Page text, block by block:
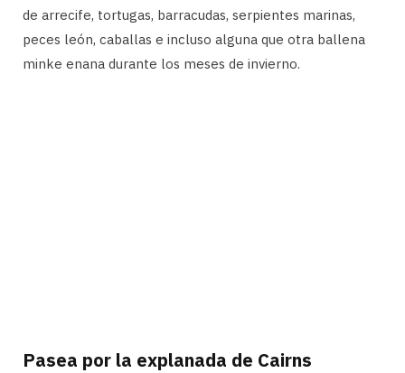
de arrecife, tortugas, barracudas, serpientes marinas,
peces león, caballas e incluso alguna que otra ballena
minke enana durante los meses de invierno.
Pasea por la explanada de Cairns